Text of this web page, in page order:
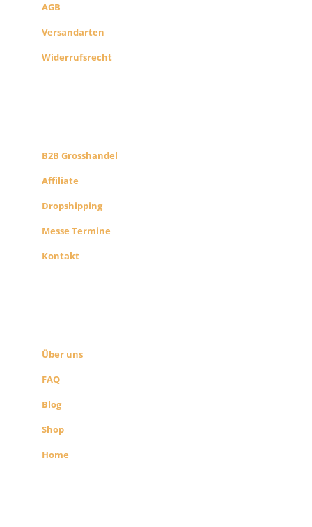
AGB
Versandarten
Widerrufsrecht
B2B Grosshandel
Affiliate
Dropshipping
Messe Termine
Kontakt
Über uns
FAQ
Blog
Shop
Home